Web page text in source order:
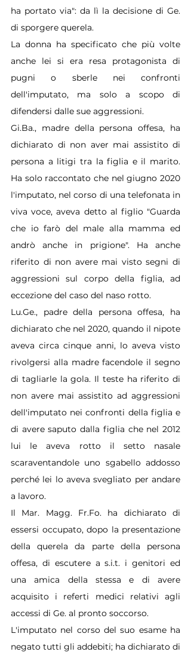
ha portato via": da lì la decisione di Ge.
di sporgere querela.
La donna ha specificato che più volte
anche lei si era resa protagonista di
pugni o sberle nei confronti
dell'imputato, ma solo a scopo di
difendersi dalle sue aggressioni.
Gi.Ba., madre della persona offesa, ha
dichiarato di non aver mai assistito di
persona a litigi tra la figlia e il marito.
Ha solo raccontato che nel giugno 2020
l'imputato, nel corso di una telefonata in
viva voce, aveva detto al figlio "Guarda
che io farò del male alla mamma ed
andrò anche in prigione". Ha anche
riferito di non avere mai visto segni di
aggressioni sul corpo della figlia, ad
eccezione del caso del naso rotto.
Lu.Ge., padre della persona offesa, ha
dichiarato che nel 2020, quando il nipote
aveva circa cinque anni, lo aveva visto
rivolgersi alla madre facendole il segno
di tagliarle la gola. Il teste ha riferito di
non avere mai assistito ad aggressioni
dell'imputato nei confronti della figlia e
di avere saputo dalla figlia che nel 2012
lui le aveva rotto il setto nasale
scaraventandole uno sgabello addosso
perché lei lo aveva svegliato per andare
a lavoro.
Il Mar. Magg. Fr.Fo. ha dichiarato di
essersi occupato, dopo la presentazione
della querela da parte della persona
offesa, di escutere a s.i.t. i genitori ed
una amica della stessa e di avere
acquisito i referti medici relativi agli
accessi di Ge. al pronto soccorso.
L'imputato nel corso del suo esame ha
negato tutti gli addebiti; ha dichiarato di